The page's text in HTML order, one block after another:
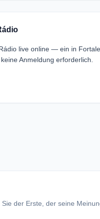
live online — ein in
Anmeldung erforderlich.
der Erste, der seine